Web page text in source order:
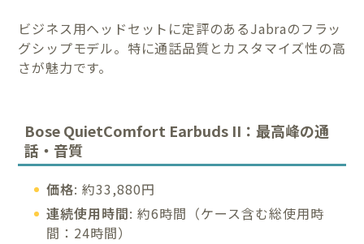
ビジネス用ヘッドセットに定評のあるJabraのフラッ
グシップモデル。特に通話品質とカスタマイズ性の高
さが魅力です。
Bose QuietComfort Earbuds II：最高峰の通
話・音質
価格: 約33,880円
連続使用時間: 約6時間（ケース含む総使用時
間：24時間）